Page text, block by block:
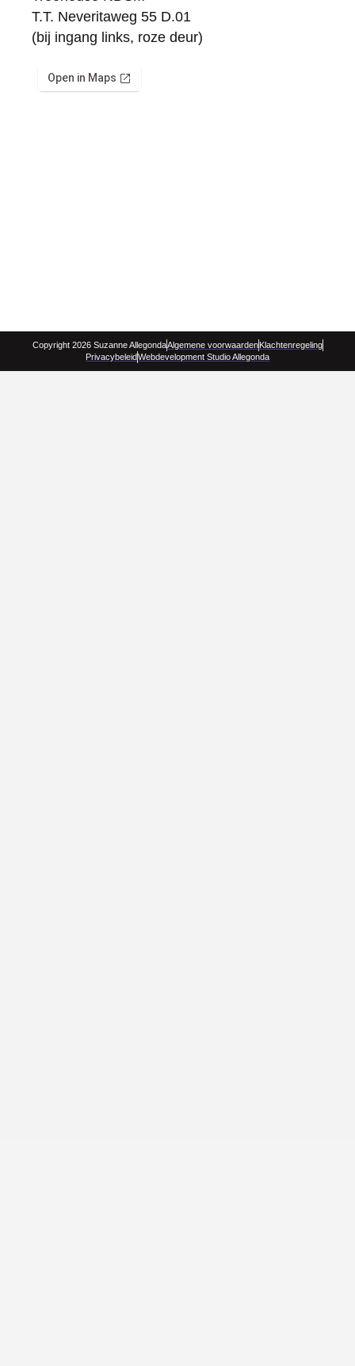
T.T. Neveritaweg 55 D.01
(bij ingang links, roze deur)
Copyright 2026 Suzanne AllegondaAlgemene voorwaarden Klachtenregeling
PrivacybeleidWebdevelopment Studio Allegonda